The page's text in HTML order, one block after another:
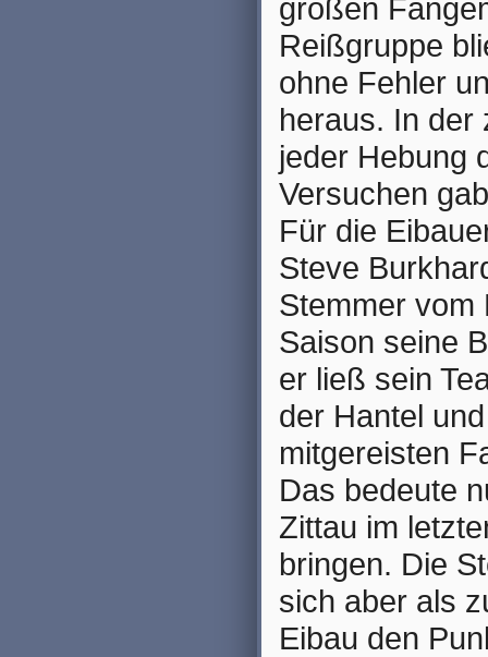
großen
Reißgruppe
ohne Fehler
heraus. In der
jeder Hebung
Versuchen
Für die
Steve
Stemmer vom
Saison seine
er ließ sein
der Hantel
mitgereisten
Das bedeute
Zittau im
bringen. Die
sich aber als
Eibau den